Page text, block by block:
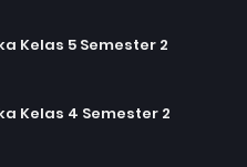
Kelas 5 Semester 2
Kelas 4 Semester 2